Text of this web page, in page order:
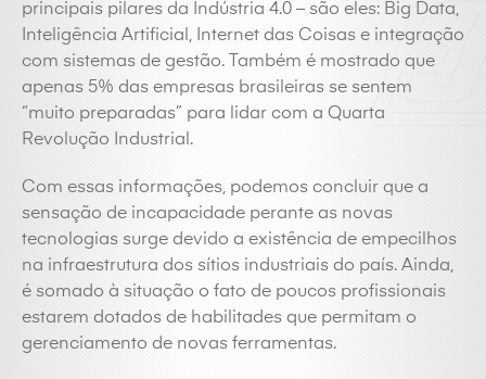
principais pilares da Indústria 4.0 – são eles: Big Data,
Inteligência Artificial, Internet das Coisas e integração
com sistemas de gestão. Também é mostrado que
apenas 5% das empresas brasileiras se sentem
“muito preparadas” para lidar com a Quarta
Revolução Industrial.
Com essas informações, podemos concluir que a
sensação de incapacidade perante as novas
tecnologias surge devido a existência de empecilhos
na infraestrutura dos sítios industriais do país. Ainda,
é somado à situação o fato de poucos profissionais
estarem dotados de habilitades que permitam o
gerenciamento de novas ferramentas.